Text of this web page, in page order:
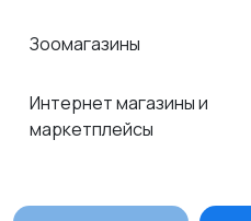
Зоомагазины
Интернет магазины и
маркетплейсы